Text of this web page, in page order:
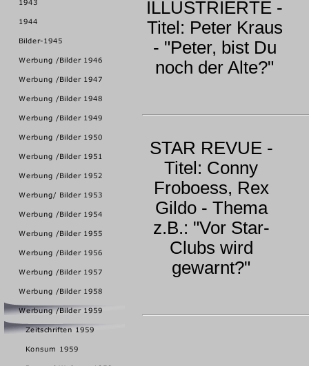
ILLUSTRIERTE -
Titel: Peter Kraus
- "Peter, bist Du
noch der Alte?"
STAR REVUE -
Titel: Conny
Froboess, Rex
Gildo - Thema
z.B.: "Vor Star-
Clubs wird
gewarnt?"